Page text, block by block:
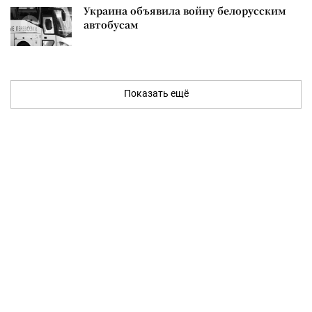
Украина объявила войну белорусским
автобусам
Показать ещё